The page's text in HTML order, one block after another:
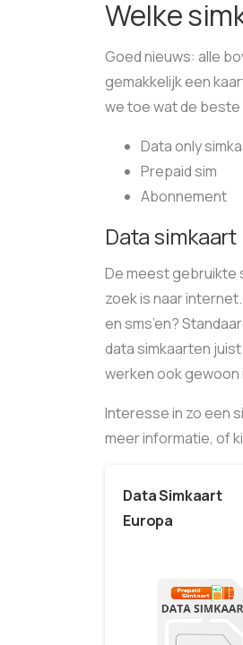
Welke
Goed nieuws: alle
gemakkelijk een
we toe wat de
Data only
Prepaid sim
Abonnement
Data
De meest gebruikte
zoek is naar
en sms’en?
data simkaarten
werken ook
Interesse in zo een
meer informatie, of
Data Simkaart
Europa